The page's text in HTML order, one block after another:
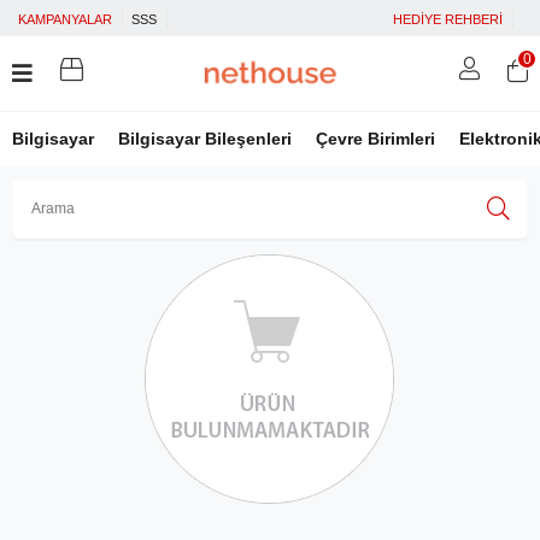
KAMPANYALAR SSS HEDİYE REHBERİ
Bilgisayar Bilgisayar Bileşenleri Çevre Birimleri
Üye Ol Facebook İle Bağlan
Google İle Bağlan
0